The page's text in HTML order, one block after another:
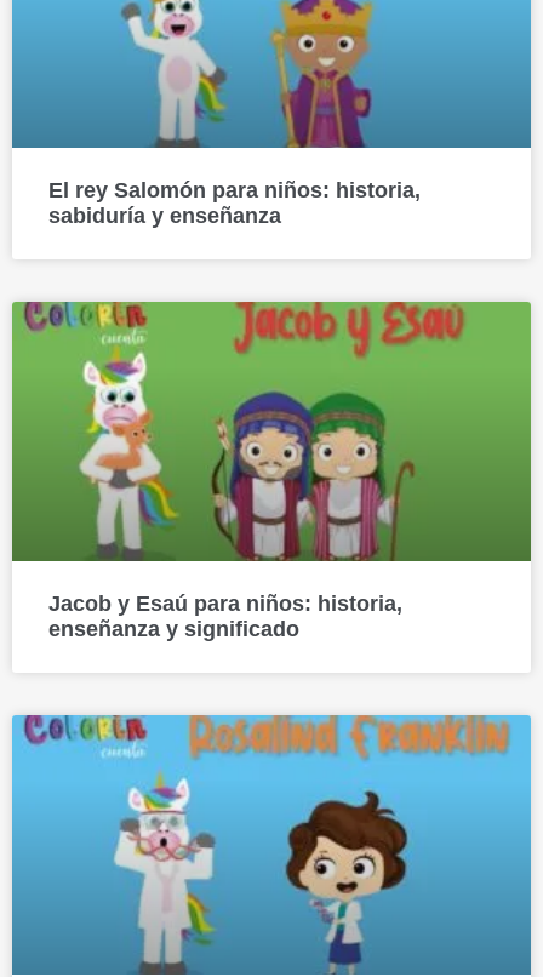
El rey Salomón para niños: historia,
sabiduría y enseñanza
Jacob y Esaú para niños: historia,
enseñanza y significado